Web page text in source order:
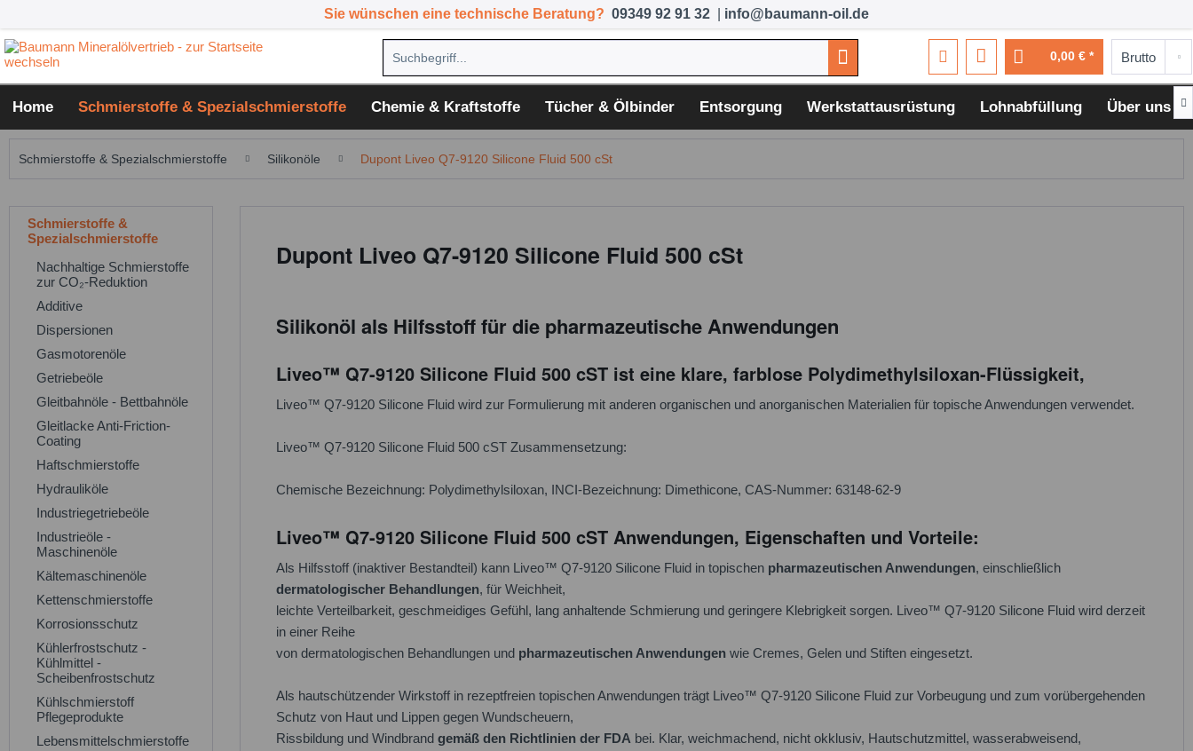
Sie wünschen eine technische Beratung? 09349 92 91 32 info@baumann-oil.de
0,00 € *
Home Schmierstoffe & Spezialschmierstoffe Chemie & Kraftstoffe Tücher & Ölbinder Entsorgung Werkstattausrüstung Lohnabfüllung Über uns 
Schmierstoffe & Spezialschmierstoffe Silikonöle Dupont Liveo Q7-9120 Silicone Fluid 500 cSt
Schmierstoffe &
Spezialschmierstoffe
Nachhaltige Schmierstoffe
zur CO₂-Reduktion
Additive
Dispersionen
Gasmotorenöle
Getriebeöle
Gleitbahnöle - Bettbahnöle
Gleitlacke Anti-Friction-
Coating
Haftschmierstoffe
Hydrauliköle
Industriegetriebeöle
Industrieöle -
Maschinenöle
Kältemaschinenöle
Kettenschmierstoffe
Korrosionsschutz
Kühlerfrostschutz -
Kühlmittel -
Scheibenfrostschutz
Kühlschmierstoff
Pflegeprodukte
Lebensmittelschmierstoffe
Dupont Liveo Q7-9120 Silicone Fluid 500 cSt
Silikonöl als Hilfsstoff für die pharmazeutische Anwendungen
Liveo™ Q7-9120 Silicone Fluid 500 cST ist eine klare, farblose Polydimethylsiloxan-Flüssigkeit,
Liveo™ Q7-9120 Silicone Fluid wird zur Formulierung mit anderen organischen und anorganischen Materialien für topische Anwendungen verwendet.
Liveo™ Q7-9120 Silicone Fluid 500 cST Zusammensetzung:
Chemische Bezeichnung: Polydimethylsiloxan, INCI-Bezeichnung: Dimethicone, CAS-Nummer: 63148-62-9
Liveo™ Q7-9120 Silicone Fluid 500 cST Anwendungen, Eigenschaften und Vorteile:
Als Hilfsstoff (inaktiver Bestandteil) kann Liveo™ Q7-9120 Silicone Fluid in topischen pharmazeutischen Anwendungen, einschließlich
dermatologischer Behandlungen, für Weichheit,
leichte Verteilbarkeit, geschmeidiges Gefühl, lang anhaltende Schmierung und geringere Klebrigkeit sorgen. Liveo™ Q7-9120 Silicone Fluid wird derzeit
in einer Reihe
von dermatologischen Behandlungen und pharmazeutischen Anwendungen wie Cremes, Gelen und Stiften eingesetzt.
Als hautschützender Wirkstoff in rezeptfreien topischen Anwendungen trägt Liveo™ Q7-9120 Silicone Fluid zur Vorbeugung und zum vorübergehenden
Schutz von Haut und Lippen gegen Wundscheuern,
Rissbildung und Windbrand gemäß den Richtlinien der FDA bei. Klar, weichmachend, nicht okklusiv, Hautschutzmittel, wasserabweisend,